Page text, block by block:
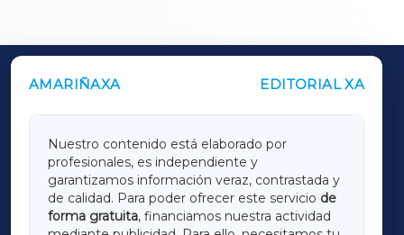
AMARIÑAXA EDITORIAL XA
Nuestro contenido está elaborado por
profesionales, es independiente y
garantizamos información veraz, contrastada y
de calidad. Para poder ofrecer este servicio de
forma gratuita, financiamos nuestra actividad
OUTROS PERIÓDICOS
LUGOXA
TERRACHAXA